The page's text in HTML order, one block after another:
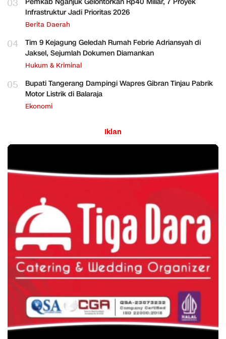
03
Infrastruktur Jadi Prioritas 2026
Berita Daerah
04
Tim 9 Kejagung Geledah Rumah Febrie Adriansyah di
Jaksel, Sejumlah Dokumen Diamankan
Hukum & Kriminal
05
Bupati Tangerang Dampingi Wapres Gibran Tinjau Pabrik
Motor Listrik di Balaraja
Ekonomi
Iklan